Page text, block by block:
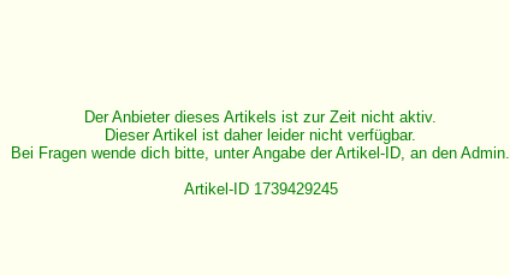
Der Anbieter dieses Artikels ist zur Zeit nicht aktiv.
Dieser Artikel ist daher leider nicht verfügbar.
Bei Fragen wende dich bitte, unter Angabe der Artikel-ID, an den Admin.
Artikel-ID 1739429245